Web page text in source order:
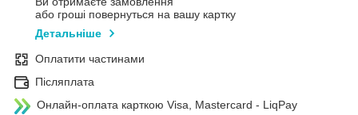
або гроші повернуться на вашу картку
Детальніше
Оплатити частинами
Післяплата
Онлайн-оплата карткою Visa, Mastercard - LiqPay